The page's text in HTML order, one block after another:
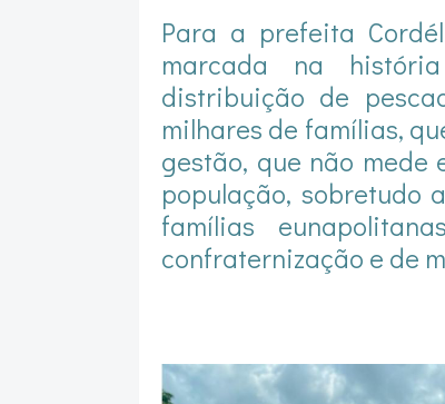
Para a prefeita
marcada na
distribuição de
milhares de famílias,
gestão, que não mede
população, sobretudo
famílias
confraternização e de